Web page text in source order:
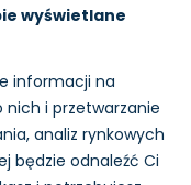
wyświetlane
informacji na
i przetwarzanie
analiz rynkowych
będzie odnaleźć Ci